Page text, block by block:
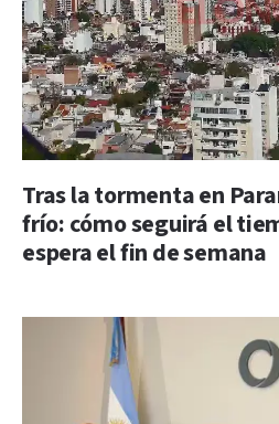
Tras la tormenta en
frío: cómo seguirá el
espera el fin de semana